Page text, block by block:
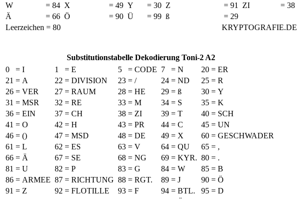
W
= 84 X = 49 Y = 30 Z = 91 ZI = 38
Ä
= 66 Ö = 90 Ü = 99 ß = 29
Leerzeichen = 80
KRYPTOGRAFIE.DE
Substitutionstabelle Dekodierung Toni-2 A2
0
= I 1 = E 5 = CODE 7 = N 20 = ER
21 = A 22 = DIVISION 23 = / 24 = ND 25 = R
26 = VER 27 = RAUM 28 = HE 29 = ß 30 = Y
31 = MSR 32 = RE 33 = M 34 = S 35 = K
36 = EIN 37 = CH 38 = ZI 39 = T 40 = SCH
41 = O 42 = H 43 = PR 44 = C 45 = UN
46 = () 47 = MSD 48 = DE 49 = X 60 = GESCHWADER
61 = L 62 = ES 63 = V 64 = QU 65 = ,
66 = Ä 67 = SE 68 = NG 69 = KYR. 80 = .
81 = U 82 = P 83 = G 84 = W 85 = B
86 = ARMEE 87 = RICHTUNG 88 = RGT. 89 = J 90 = Ö
91 = Z 92 = FLOTILLE 93 = F 94 = BTL. 95 = D